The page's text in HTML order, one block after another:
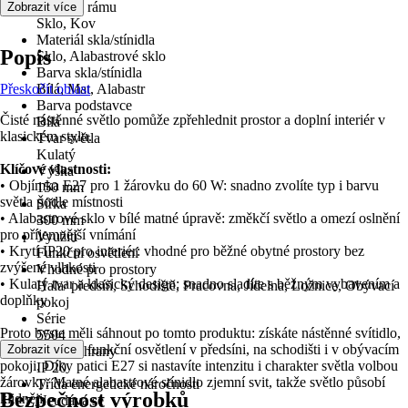
Materiál rámu
Sklo, Kov
Materiál skla/stínidla
Sklo, Alabastrové sklo
Barva skla/stínidla
Bílá, Mat, Alabastr
Barva podstavce
Bílá
Tvar světla
Kulatý
Výška
150 mm
Šířka
300 mm
Využití
Funkční osvětlení
Vhodné pro prostory
Hala/ předsíň, Schodiště, Pracovna, Jídelna, Ložnice, Obývací
pokoj
Série
5504
Druh ochrany
IP 20
Třída energetické náročnosti
Neudává se
Zobrazit více
Popis
Přeskočit oblast
Čisté nástěnné světlo pomůže zpřehlednit prostor a doplní interiér v
klasickém stylu.
Klíčové vlastnosti:
• Objímka E27 pro 1 žárovku do 60 W: snadno zvolíte typ i barvu
světla podle místnosti
• Alabastrové sklo v bílé matné úpravě: změkčí světlo a omezí oslnění
pro příjemnější vnímání
• Krytí IP20 pro interiér: vhodné pro běžné obytné prostory bez
zvýšené vlhkosti
• Kulatý tvar a klasický design: snadno sladíte s běžným vybavením a
doplňky
Proto byste měli sáhnout po tomto produktu: získáte nástěnné svítidlo,
které poskytne funkční osvětlení v předsíni, na schodišti i v obývacím
pokoji. Díky patici E27 si nastavíte intenzitu i charakter světla volbou
žárovky. Matné alabastrové stínidlo zjemní svit, takže světlo působí
klidněji.
Zobrazit více
Bezpečnost výrobků